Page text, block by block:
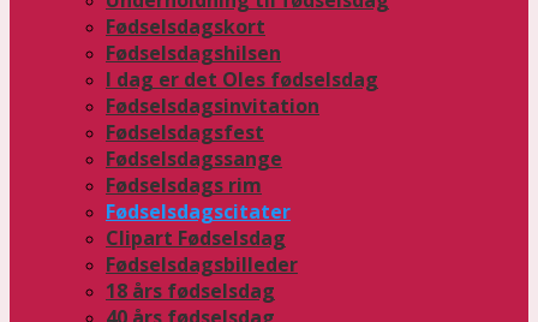
Fødselsdagskort
Fødselsdagshilsen
I dag er det Oles fødselsdag
Fødselsdagsinvitation
Fødselsdagsfest
Fødselsdagssange
Fødselsdags rim
Fødselsdagscitater
Clipart Fødselsdag
Fødselsdagsbilleder
18 års fødselsdag